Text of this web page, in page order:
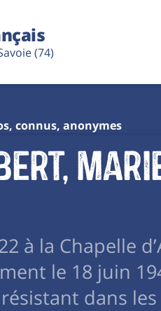
(74)
connus, anonymes
à la Chapelle
le 18 juin
dans les